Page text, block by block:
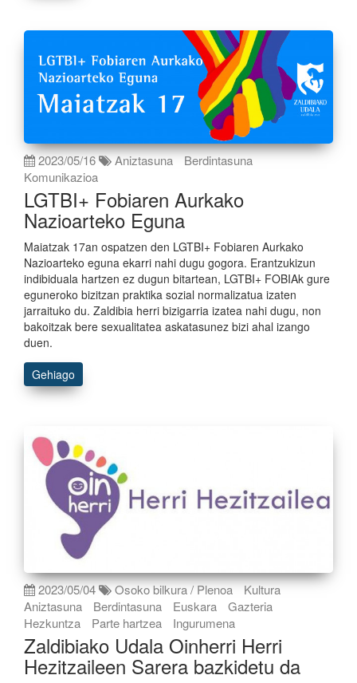
2023/05/16 Aniztasuna
Berdintasuna
Komunikazioa
LGTBI+ Fobiaren Aurkako
Nazioarteko Eguna
Maiatzak 17an ospatzen den LGTBI+ Fobiaren Aurkako
Nazioarteko eguna ekarri nahi dugu gogora. Erantzukizun
indibiduala hartzen ez dugun bitartean, LGTBI+ FOBIAk gure
eguneroko bizitzan praktika sozial normalizatua izaten
jarraituko du. Zaldibia herri bizigarria izatea nahi dugu, non
bakoitzak bere sexualitatea askatasunez bizi ahal izango
duen.
Gehiago
2023/05/04 Osoko bilkura / Plenoa
Kultura
Aniztasuna
Berdintasuna Euskara
Gazteria
Hezkuntza
Parte hartzea Ingurumena
Zaldibiako Udala Oinherri Herri
Hezitzaileen Sarera bazkidetu da